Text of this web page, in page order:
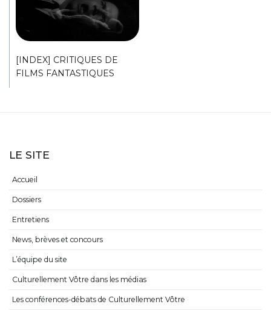
[INDEX] CRITIQUES DE
FILMS FANTASTIQUES
LE SITE
Accueil
Dossiers
Entretiens
News, brèves et concours
L’équipe du site
Culturellement Vôtre dans les médias
Les conférences-débats de Culturellement Vôtre